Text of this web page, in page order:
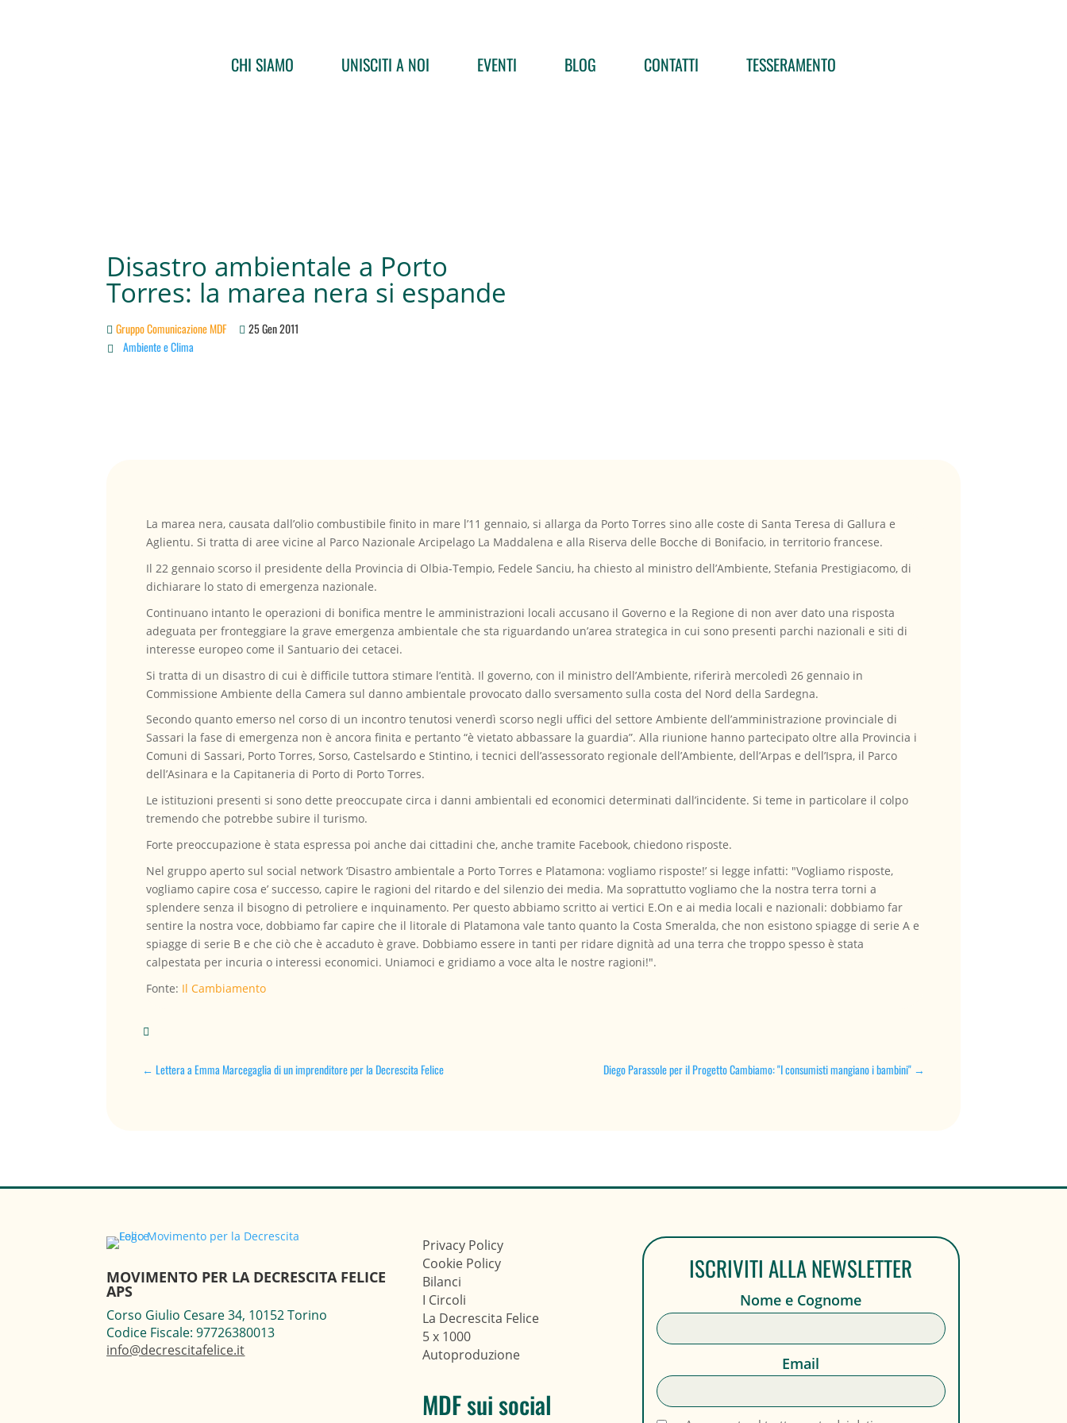
CHI SIAMO UNISCITI A NOI EVENTI BLOG CONTATTI TESSERAMENTO
Disastro ambientale a Porto
Torres: la marea nera si espande
Gruppo Comunicazione MDF 25 Gen 2011
 Ambiente e Clima
La marea nera, causata dall’olio combustibile finito in mare l’11 gennaio, si allarga da Porto Torres sino alle coste di Santa Teresa di Gallura e
Aglientu. Si tratta di aree vicine al Parco Nazionale Arcipelago La Maddalena e alla Riserva delle Bocche di Bonifacio, in territorio francese.
Il 22 gennaio scorso il presidente della Provincia di Olbia-Tempio, Fedele Sanciu, ha chiesto al ministro dell’Ambiente, Stefania Prestigiacomo, di
dichiarare lo stato di emergenza nazionale.
Continuano intanto le operazioni di bonifica mentre le amministrazioni locali accusano il Governo e la Regione di non aver dato una risposta
adeguata per fronteggiare la grave emergenza ambientale che sta riguardando un’area strategica in cui sono presenti parchi nazionali e siti di
interesse europeo come il Santuario dei cetacei.
Si tratta di un disastro di cui è difficile tuttora stimare l’entità. Il governo, con il ministro dell’Ambiente, riferirà mercoledì 26 gennaio in
Commissione Ambiente della Camera sul danno ambientale provocato dallo sversamento sulla costa del Nord della Sardegna.
Secondo quanto emerso nel corso di un incontro tenutosi venerdì scorso negli uffici del settore Ambiente dell’amministrazione provinciale di
Sassari la fase di emergenza non è ancora finita e pertanto “è vietato abbassare la guardia”. Alla riunione hanno partecipato oltre alla Provincia i
Comuni di Sassari, Porto Torres, Sorso, Castelsardo e Stintino, i tecnici dell’assessorato regionale dell’Ambiente, dell’Arpas e dell’Ispra, il Parco
dell’Asinara e la Capitaneria di Porto di Porto Torres.
Le istituzioni presenti si sono dette preoccupate circa i danni ambientali ed economici determinati dall’incidente. Si teme in particolare il colpo
tremendo che potrebbe subire il turismo.
Forte preoccupazione è stata espressa poi anche dai cittadini che, anche tramite Facebook, chiedono risposte.
Nel gruppo aperto sul social network ‘Disastro ambientale a Porto Torres e Platamona: vogliamo risposte!’ si legge infatti: "Vogliamo risposte,
vogliamo capire cosa e’ successo, capire le ragioni del ritardo e del silenzio dei media. Ma soprattutto vogliamo che la nostra terra torni a
splendere senza il bisogno di petroliere e inquinamento. Per questo abbiamo scritto ai vertici E.On e ai media locali e nazionali: dobbiamo far
sentire la nostra voce, dobbiamo far capire che il litorale di Platamona vale tanto quanto la Costa Smeralda, che non esistono spiagge di serie A e
spiagge di serie B e che ciò che è accaduto è grave. Dobbiamo essere in tanti per ridare dignità ad una terra che troppo spesso è stata
calpestata per incuria o interessi economici. Uniamoci e gridiamo a voce alta le nostre ragioni!".
Fonte: Il Cambiamento

←Lettera a Emma Marcegaglia di un imprenditore per la Decrescita Felice Diego Parassole per il Progetto Cambiamo: "I consumisti mangiano i bambini"→
MOVIMENTO PER LA DECRESCITA FELICE
APS
Corso Giulio Cesare 34, 10152 Torino
Codice Fiscale: 97726380013
info@decrescitafelice.it
Privacy Policy
Cookie Policy
Bilanci
I Circoli
La Decrescita Felice
5 x 1000
Autoproduzione
MDF sui social
ISCRIVITI ALLA NEWSLETTER
Nome e Cognome
Email